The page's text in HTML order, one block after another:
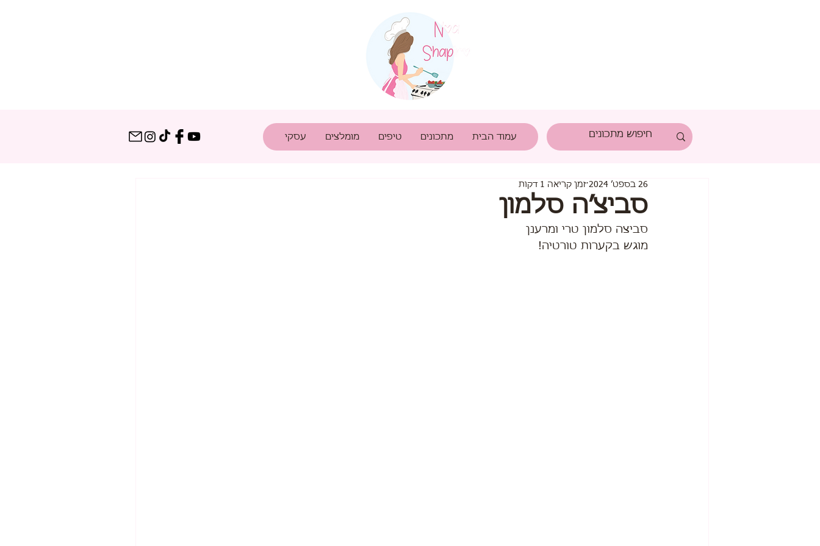
עמוד הבית מתכונים טיפים מומלצים עסקי
סביצ׳ה סלמון
26 בספט׳ 2024 זמן קריאה 1 דקות
סביצה סלמון טרי ומרענן
מוגש בקערות טורטיה!